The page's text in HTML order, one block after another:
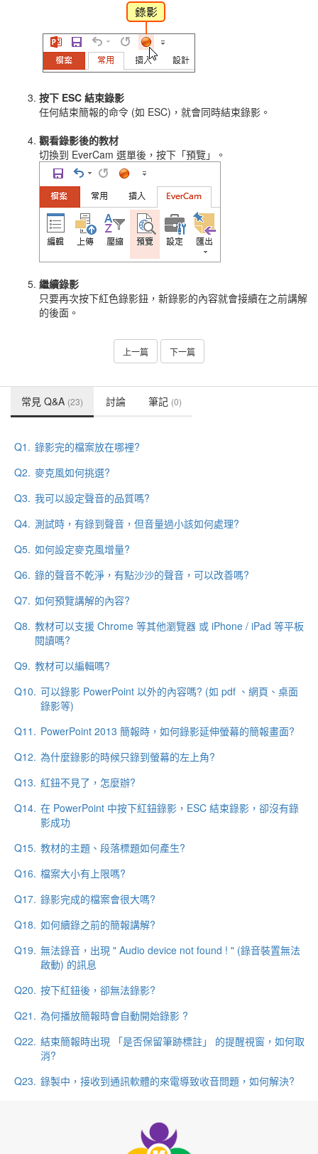
按下 ESC 結束錄影
任何結束簡報的命令 (如 ESC)，就會同時結束錄影。
觀看錄影後的教材
切換到 EverCam 選單後，按下「預覽」。
繼續錄影
只要再次按下紅色錄影鈕，新錄影的內容就會接續在之前講解
的後面。
上一篇 下一篇
常見 Q&A (23) 討論 筆記 (0)
Q1. 錄影完的檔案放在哪裡?
Q2. 麥克風如何挑選?
Q3. 我可以設定聲音的品質嗎?
Q4. 測試時，有錄到聲音，但音量過小該如何處理?
Q5. 如何設定麥克風增量?
Q6. 錄的聲音不乾淨，有點沙沙的聲音，可以改善嗎?
Q7. 如何預覽講解的內容?
Q8. 教材可以支援 Chrome 等其他瀏覽器 或 iPhone / iPad 等平板
閱讀嗎?
Q9. 教材可以編輯嗎?
Q10. 可以錄影 PowerPoint 以外的內容嗎? (如 pdf 、網頁、桌面
錄影等)
Q11. PowerPoint 2013 簡報時，如何錄影延伸螢幕的簡報畫面?
Q12. 為什麼錄影的時候只錄到螢幕的左上角?
Q13. 紅鈕不見了，怎麼辦?
Q14. 在 PowerPoint 中按下紅鈕錄影，ESC 結束錄影，卻沒有錄
影成功
Q15. 教材的主題、段落標題如何產生?
Q16. 檔案大小有上限嗎?
Q17. 錄影完成的檔案會很大嗎?
Q18. 如何續錄之前的簡報講解?
Q19. 無法錄音，出現 " Audio device not found ! " (錄音裝置無法
啟動) 的訊息
Q20. 按下紅鈕後，卻無法錄影?
Q21. 為何播放簡報時會自動開始錄影 ?
Q22. 結束簡報時出現 「是否保留筆跡標註」 的提醒視窗，如何取
消?
Q23. 錄製中，接收到通訊軟體的來電導致收音問題，如何解決?